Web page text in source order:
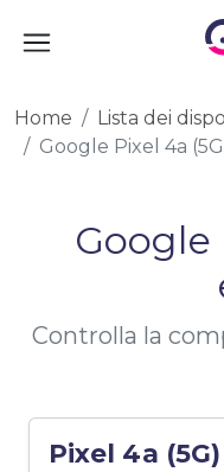
Home
Lista dei
Google Pixel 4a
Google
Controlla la
Pixel 4a